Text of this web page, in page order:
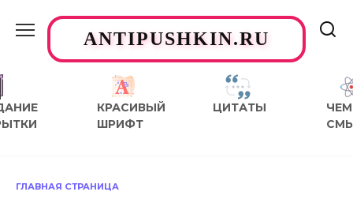
содержаниюANTIPUSHKIN.RU
КРАСИВЫЙ
ШРИФТ
ЦИТАТЫ
ЧЕМ
ГЛАВНАЯ СТРАНИЦА